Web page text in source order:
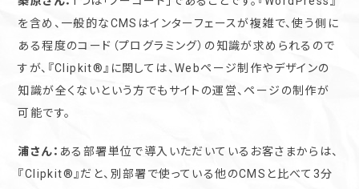
を含め、一般的なCMSはインターフェースが複雑で、使う側に
ある程度のコード（プログラミング）の知識が求められるので
すが、『Clipkit®︎』に関しては、Webページ制作やデザインの
知識が全くないという方でもサイトの運営、ページの制作が
可能です。
浦さん： ある部署単位で導入いただいているお客さまからは、
『Clipkit®︎』だと、別部署で使っている他のCMSと比べて3分